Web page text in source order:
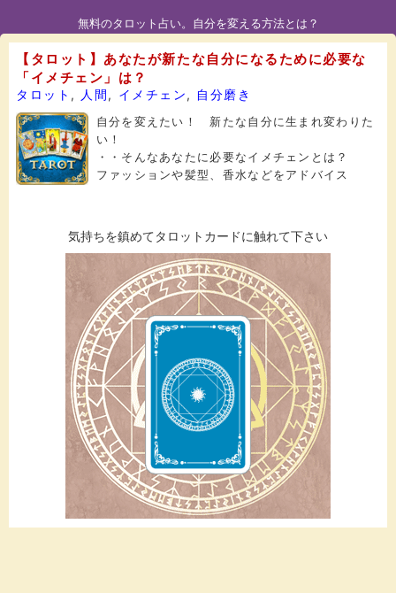
無料のタロット占い。自分を変える方法とは？
【タロット】あなたが新たな自分になるために必要な
「イメチェン」は？
タロット , 人間 , イメチェン,
自分磨き
自分を変えたい！ 新たな自分に生まれ変わりた
い！
・・そんなあなたに必要なイメチェンとは？
ファッションや髪型、香水などをアドバイス
気持ちを鎮めてタロットカードに触れて下さい